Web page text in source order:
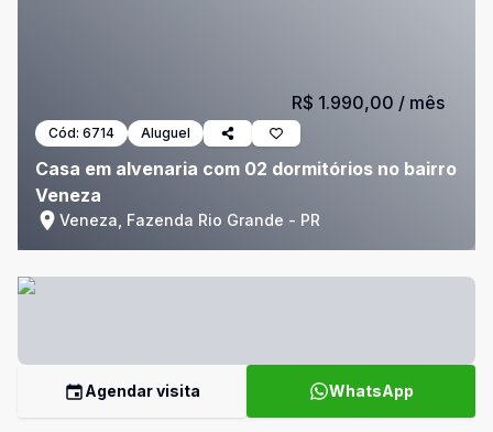
Cód: 6714 Aluguel
Casa em alvenaria com 02 dormitórios no bairro
Veneza
Veneza, Fazenda Rio Grande - PR
R$ 1.990,00 / mês
Agendar visita WhatsApp